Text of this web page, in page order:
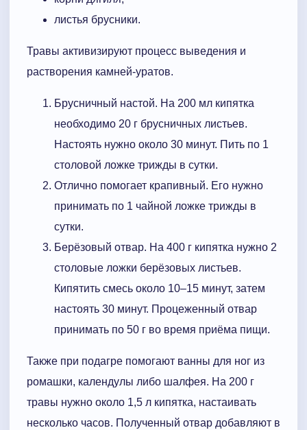
листья брусники.
Травы активизируют процесс выведения и
растворения камней-уратов.
Брусничный настой. На 200 мл кипятка
необходимо 20 г брусничных листьев.
Настоять нужно около 30 минут. Пить по 1
столовой ложке трижды в сутки.
Отлично помогает крапивный. Его нужно
принимать по 1 чайной ложке трижды в
сутки.
Берёзовый отвар. На 400 г кипятка нужно 2
столовые ложки берёзовых листьев.
Кипятить смесь около 10–15 минут, затем
настоять 30 минут. Процеженный отвар
принимать по 50 г во время приёма пищи.
Также при подагре помогают ванны для ног из
ромашки, календулы либо шалфея. На 200 г
травы нужно около 1,5 л кипятка, настаивать
несколько часов. Полученный отвар добавляют в